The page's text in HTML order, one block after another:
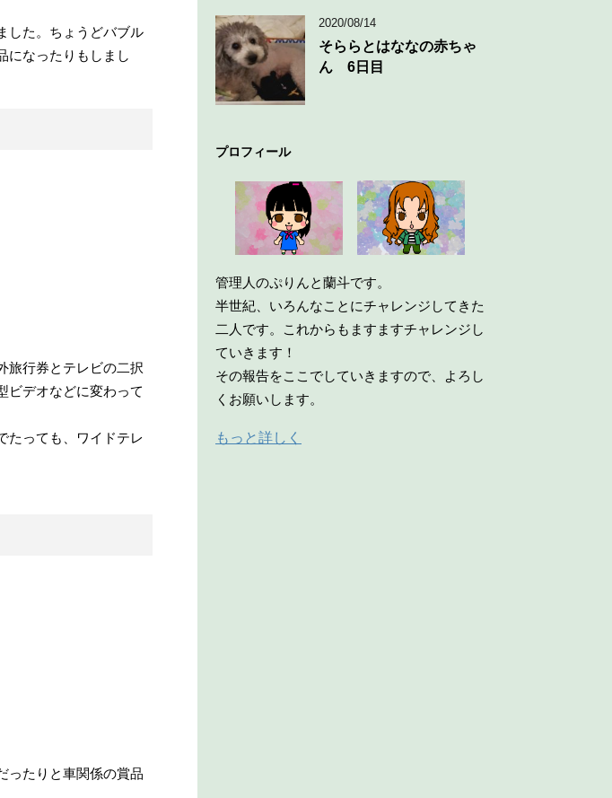
した。ちょうどバブル
になったりもしまし
旅行券とテレビの二択
ビデオなどに変わって
たっても、ワイドテレ
ったりと車関係の賞品
2020/08/14
そららとはななの赤ちゃ
ん 6日目
プロフィール
管理人のぷりんと蘭斗です。
半世紀、いろんなことにチャレンジしてきた
二人です。これからもますますチャレンジし
ていきます！
その報告をここでしていきますので、よろし
くお願いします。
もっと詳しく